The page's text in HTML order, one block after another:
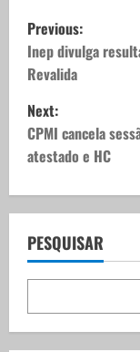
P
o
s
t
n
a
v
i
g
Previous:
Inep divulga
Revalida
Next:
CPMI cancela
atestado e HC
PESQUISAR